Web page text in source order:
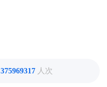
375969317 人次